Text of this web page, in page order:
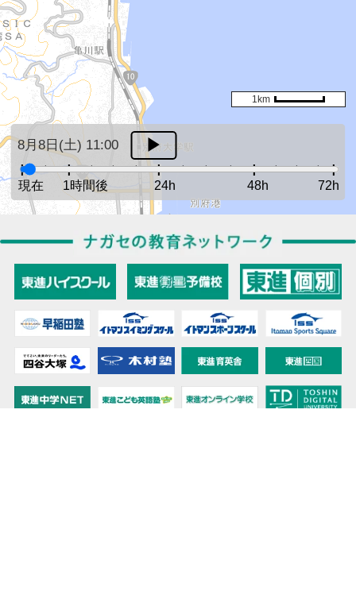
8月8日(土) 11:00
現在 1時間後 24h 48h 72h
1km